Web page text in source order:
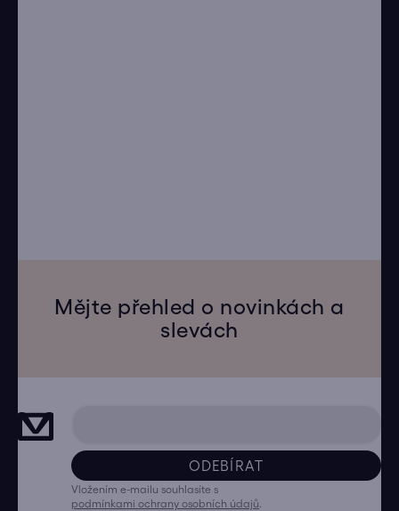
Mějte přehled o novinkách a
slevách
ODEBÍRAT
Vložením e-mailu souhlasíte s
podmínkami ochrany osobních údajů